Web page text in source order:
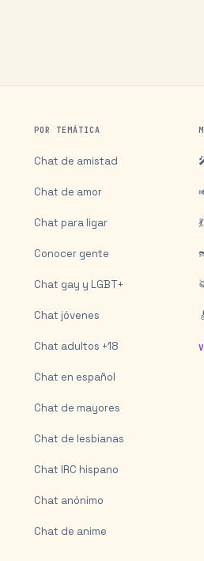
POR TEMÁTICA
Chat de amistad
Chat de amor
Chat para ligar
Conocer gente
Chat gay y LGBT+
Chat jóvenes
Chat adultos +18
Chat en español
Chat de mayores
Chat de lesbianas
Chat IRC hispano
Chat anónimo
Chat de anime